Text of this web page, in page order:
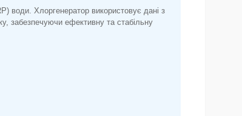
води. Хлоргенератор використовує дані з
забезпечуючи ефективну та стабільну